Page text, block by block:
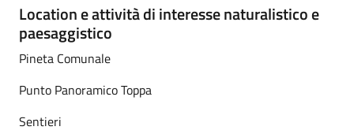
Location e attività di interesse naturalistico e
paesaggistico
Pineta Comunale
Punto Panoramico Toppa
Sentieri